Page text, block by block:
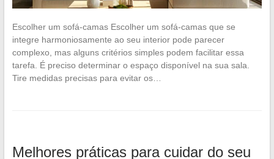
Escolher um sofá-camas Escolher um sofá-camas que se
integre harmoniosamente ao seu interior pode parecer
complexo, mas alguns critérios simples podem facilitar essa
tarefa. É preciso determinar o espaço disponível na sua sala.
Tire medidas precisas para evitar os…
Melhores práticas para cuidar do seu